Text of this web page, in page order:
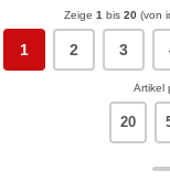
Zeige 1 bis 20(von
1 2 3
Artikel
20